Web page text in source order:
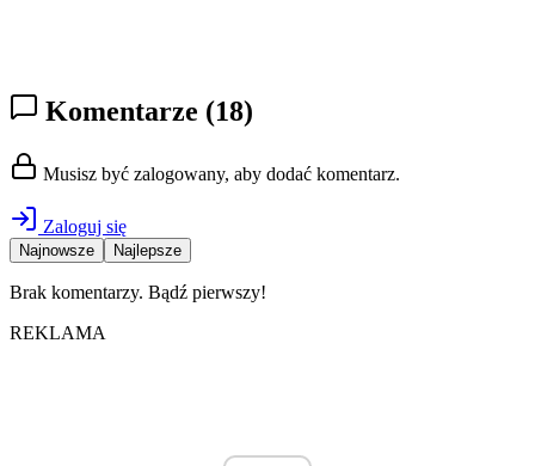
Komentarze (18)
Musisz być zalogowany, aby dodać komentarz.
Zaloguj się
Najnowsze Najlepsze
Brak komentarzy. Bądź pierwszy!
REKLAMA